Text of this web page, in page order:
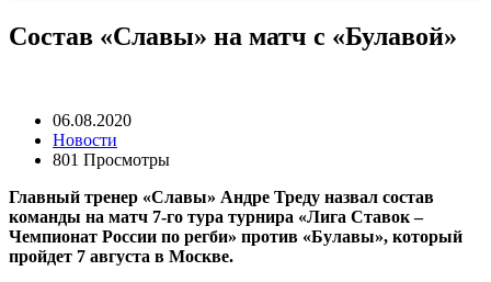
Состав «Славы» на матч с «Булавой»
06.08.2020
Новости
801 Просмотры
Главный тренер «Славы» Андре Треду назвал состав
команды на матч 7-го тура турнира «Лига Ставок –
Чемпионат России по регби» против «Булавы», который
пройдет 7 августа в Москве.